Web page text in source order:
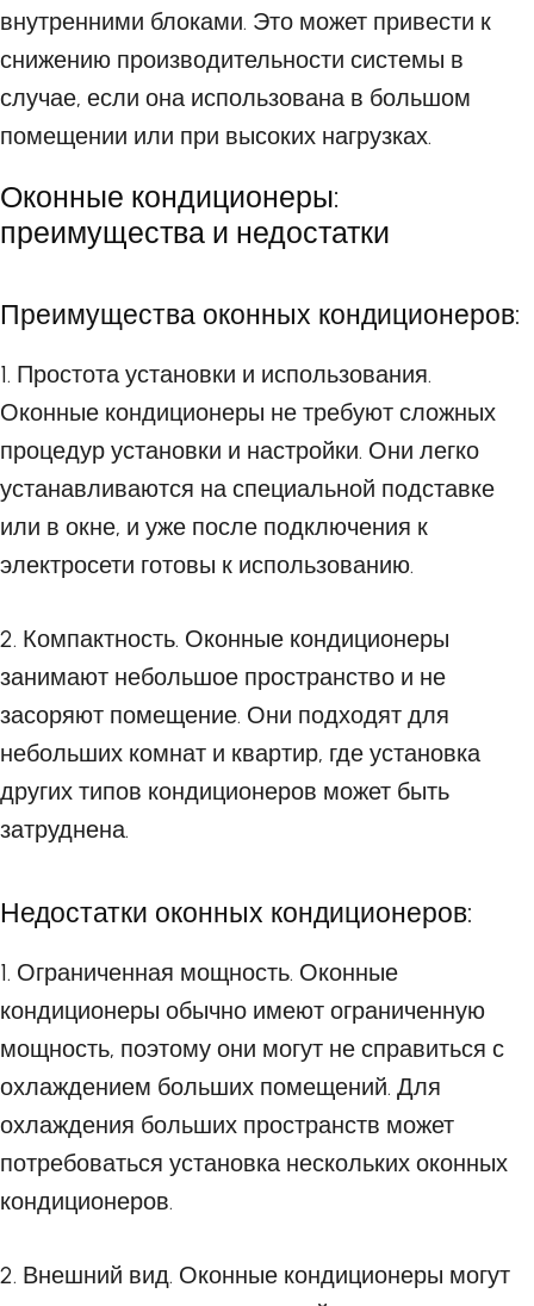
внутренними блоками. Это может привести к
снижению производительности системы в
случае, если она использована в большом
помещении или при высоких нагрузках.
Оконные кондиционеры:
преимущества и недостатки
Преимущества оконных кондиционеров:
1. Простота установки и использования.
Оконные кондиционеры не требуют сложных
процедур установки и настройки. Они легко
устанавливаются на специальной подставке
или в окне, и уже после подключения к
электросети готовы к использованию.
2. Компактность. Оконные кондиционеры
занимают небольшое пространство и не
засоряют помещение. Они подходят для
небольших комнат и квартир, где установка
других типов кондиционеров может быть
затруднена.
Недостатки оконных кондиционеров:
1. Ограниченная мощность. Оконные
кондиционеры обычно имеют ограниченную
мощность, поэтому они могут не справиться с
охлаждением больших помещений. Для
охлаждения больших пространств может
потребоваться установка нескольких оконных
кондиционеров.
2. Внешний вид. Оконные кондиционеры могут